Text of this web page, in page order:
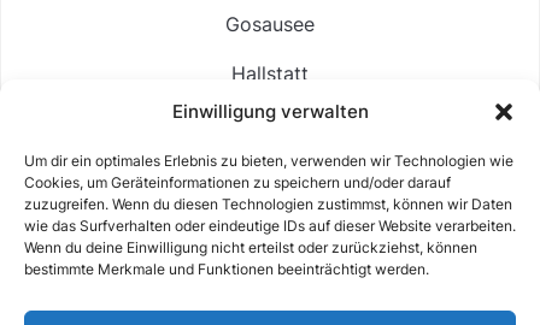
Einwilligung verwalten
Um dir ein optimales Erlebnis zu bieten, verwenden wir Technologien wie
Cookies, um Geräteinformationen zu speichern und/oder darauf
zuzugreifen. Wenn du diesen Technologien zustimmst, können wir Daten
wie das Surfverhalten oder eindeutige IDs auf dieser Website verarbeiten.
Wenn du deine Einwilligung nicht erteilst oder zurückziehst, können
bestimmte Merkmale und Funktionen beeinträchtigt werden.
Gosausee
Hallstatt
Langbathsee
Altausseer See
Hintersee